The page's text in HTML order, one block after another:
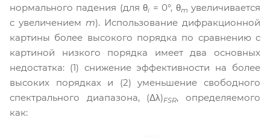
нормального падения (для θi = 0°, θm увеличивается
с увеличением m). Использование дифракционной
картины более высокого порядка по сравнению с
картиной низкого порядка имеет два основных
недостатка: (1) снижение эффективности на более
высоких порядках и (2) уменьшение свободного
спектрального диапазона, (Δλ)FSR, определяемого
как: